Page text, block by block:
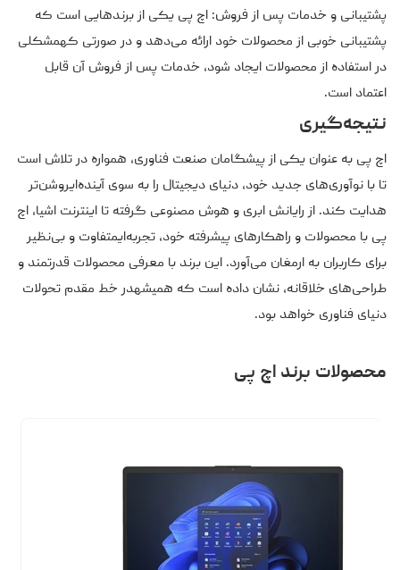
پشتیبانی و خدمات پس از فروش: اچ پی یکی از برندهایی است که
پشتیبانی خوبی از محصولات خود ارائه می‌دهد و در صورتی کهمشکلی
در استفاده از محصولات ایجاد شود، خدمات پس از فروش آن قابل
اعتماد است.
نتیجه‌گیری
اچ پی به عنوان یکی از پیشگامان صنعت فناوری، همواره در تلاش است
تا با نوآوری‌های جدید خود، دنیای دیجیتال را به سوی آینده‌ایروشن‌تر
هدایت کند. از رایانش ابری و هوش مصنوعی گرفته تا اینترنت اشیا، اچ
پی با محصولات و راهکارهای پیشرفته خود، تجربه‌ایمتفاوت و بی‌نظیر
برای کاربران به ارمغان می‌آورد. این برند با معرفی محصولات قدرتمند و
طراحی‌های خلاقانه، نشان داده است که همیشهدر خط مقدم تحولات
دنیای فناوری خواهد بود.
محصولات برند اچ‌ پی